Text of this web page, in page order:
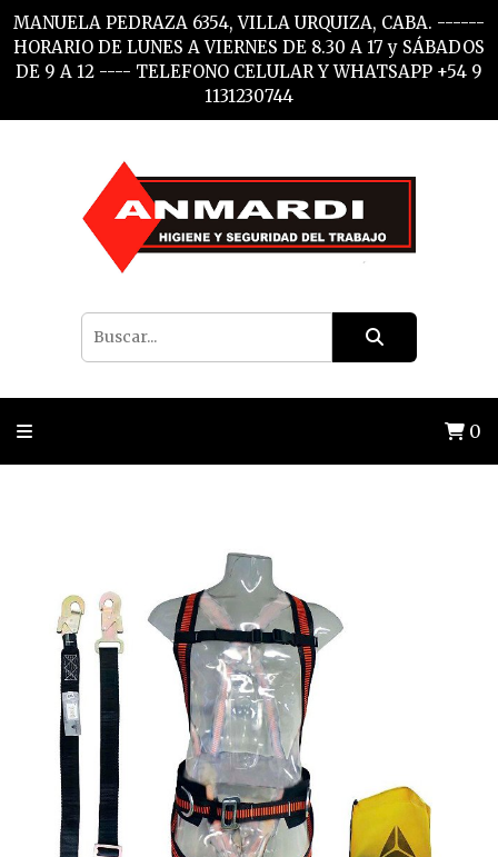
MANUELA PEDRAZA 6354, VILLA URQUIZA, CABA. ------
HORARIO DE LUNES A VIERNES DE 8.30 A 17 y SÁBADOS
DE 9 A 12 ---- TELEFONO CELULAR Y WHATSAPP +54 9
1131230744
0